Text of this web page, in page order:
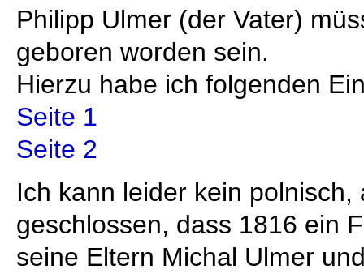
Philipp Ulmer (der Vater)
geboren worden sein.
Hierzu habe ich folgenden
Seite 1
Seite 2
Ich kann leider kein
geschlossen, dass 1816 ein
seine Eltern Michal Ulmer